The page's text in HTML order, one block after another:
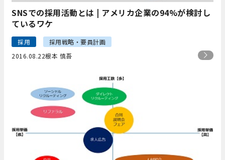
SNSでの採用活動とは | アメリカ企業の94%が検討し
ているワケ
採用
採用戦略・要員計画
2016.08.22根本 慎吾